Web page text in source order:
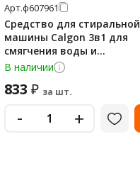
Арт.ф607961
Средство для стиральной
машины Calgon 3в1 для
смягчения воды и
предотвращения
образования известкового
налета, 1.5кг
В наличии
833 ₽ за шт.
- +